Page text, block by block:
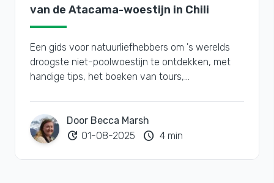
van de Atacama-woestijn in Chili
Een gids voor natuurliefhebbers om 's werelds
droogste niet-poolwoestijn te ontdekken, met
handige tips, het boeken van tours,
bezoeken.
Door Becca Marsh
update 01-08-2025 schedule 4 min